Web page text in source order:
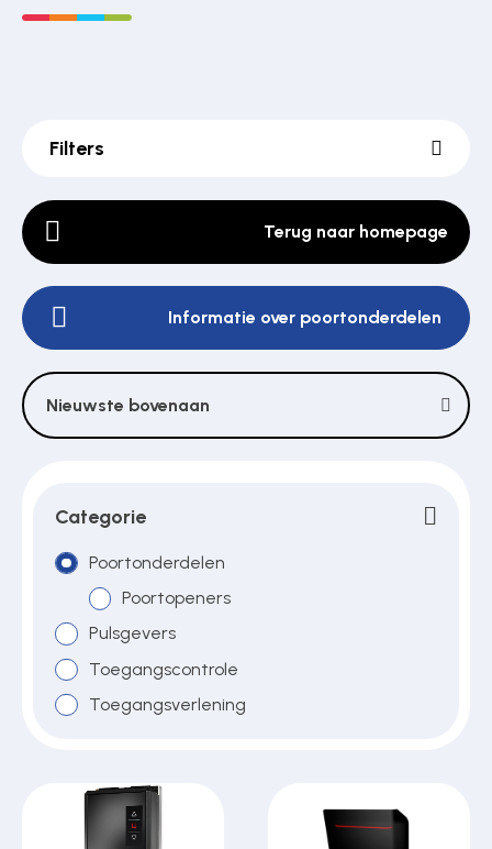
Hekwerkonderdelen
Pulsgevers
Sloten
Toegangscontrole
Toegangsverlening
Voedingen
Over ons
Filters
Terug naar homepage
Informatie over poortonderdelen
Nieuwste bovenaan
Categorie
Poortonderdelen
Poortopeners
Pulsgevers
Toegangscontrole
Toegangsverlening